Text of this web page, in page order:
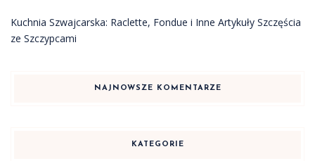
Kuchnia Szwajcarska: Raclette, Fondue i Inne Artykuły Szczęścia
ze Szczypcami
NAJNOWSZE KOMENTARZE
KATEGORIE